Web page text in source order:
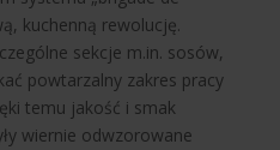
kuchenną rewolucję.
sekcje m.in. sosów,
powtarzalny zakres pracy
temu jakość i smak
wiernie odwzorowane